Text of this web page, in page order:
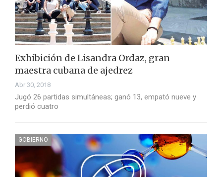
Exhibición de Lisandra Ordaz, gran
maestra cubana de ajedrez
Abr 30, 2018
Jugó 26 partidas simultáneas; ganó 13, empató nueve y
perdió cuatro
GOBIERNO